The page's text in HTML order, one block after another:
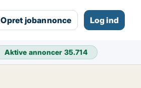
Opret jobannonce Log ind
Aktive annoncer 35.714